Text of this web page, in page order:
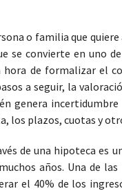
o familia que
se convierte en uno
hora de formalizar el
a seguir, la
genera
los plazos, cuotas y
de una hipoteca es
años. Una de
el 40% de los